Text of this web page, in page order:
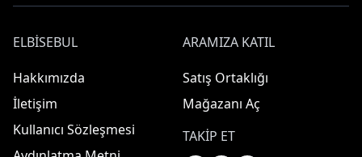
ELBISEBUL
Hakkımızda
İletişim
Kullanıcı Sözleşmesi
ARAMIZA KATIL
Satış Ortaklığı
Mağazanı Aç
TAKIP ET